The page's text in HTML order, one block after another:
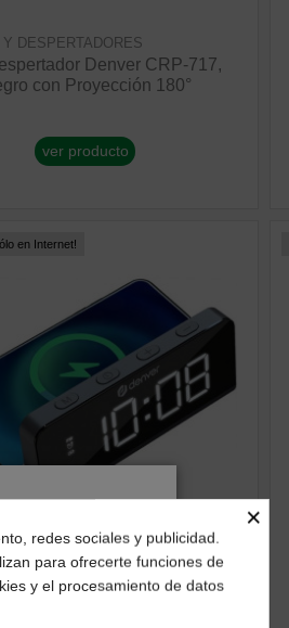
Y DESPERTADORES
Denver CRP-717,
con Proyección 180°
ver producto
en Internet!
Y DESPERTADORES
Denver ECQ-
pedido?
precios e
×
redes sociales y publicidad.
para ofrecerte funciones de
y el procesamiento de datos